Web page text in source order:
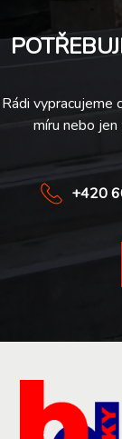
Rádi vypracujeme
míru nebo
+420